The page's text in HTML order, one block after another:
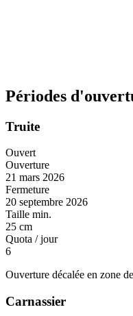
Périodes
Truite
Ouvert
Ouverture
21 mars 2026
Fermeture
20 septembre 2026
Taille min.
25 cm
Quota / jour
6
Ouverture décalée en zone
Carnassier